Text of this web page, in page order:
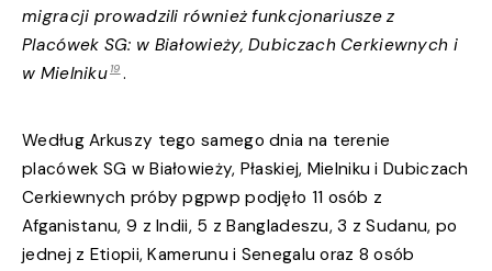
migracji prowadzili również funkcjonariusze z
Placówek SG: w Białowieży, Dubiczach Cerkiewnych i
w Mielniku 19 .
Według Arkuszy tego samego dnia na terenie
placówek SG w Białowieży, Płaskiej, Mielniku i Dubiczach
Cerkiewnych próby pgpwp podjęło 11 osób z
Afganistanu, 9 z Indii, 5 z Bangladeszu, 3 z Sudanu, po
jednej z Etiopii, Kamerunu i Senegalu oraz 8 osób